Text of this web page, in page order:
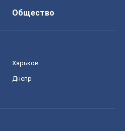
Общество
Харьков
Днепр